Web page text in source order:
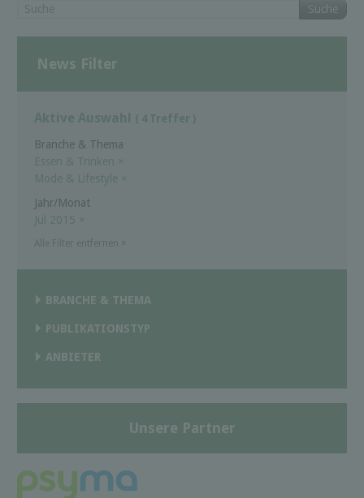
Suche
News Filter
Aktive Auswahl ( 4 Treffer )
Branche & Thema
Essen & Trinken ×
Mode & Lifestyle ×
Jahr/Monat
Jul 2015 ×
BRANCHE & THEMA
PUBLIKATIONSTYP
ANBIETER
Unsere Partner